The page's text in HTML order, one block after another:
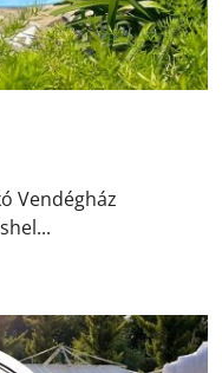
Vendégház